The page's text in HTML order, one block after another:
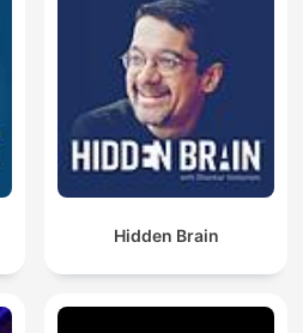
Hidden Brain